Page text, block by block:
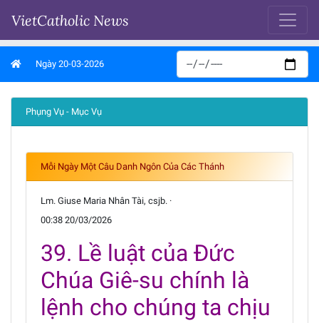
VietCatholic News
Ngày 20-03-2026
Phụng Vụ - Mục Vụ
Mỗi Ngày Một Câu Danh Ngôn Của Các Thánh
Lm. Giuse Maria Nhân Tài, csjb. ·
00:38 20/03/2026
39. Lề luật của Đức
Chúa Giê-su chính là
lệnh cho chúng ta chịu